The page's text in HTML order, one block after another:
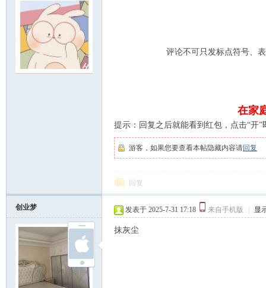
论
评论不可只发标点符号、
在家
提示：回复之后就能看到红包，点击“开
游客，如果您要查看本帖隐藏内容请回复
回复
创业梦 发表于 2025-7-31 17:18 来自手机版 显
抹灰尘